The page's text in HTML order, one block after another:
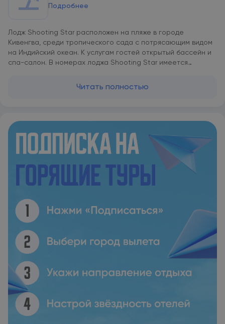
Подробнее
Лодж Shooting Star расположен на пляже в городе
Кивенгва, среди тропического сада с потрясающим видом
на Индийский океан. К услугам гостей открытый бассейн и
спа-салон. В номерах лоджа Shooting Star имеется
халатами и бесплатными туалетно-косметическими
Международный аэропорт Занзибара находится в 45
минутах езды. За дополнительную плату организуется
трансфер от/до аэропорта.
Читать полностью